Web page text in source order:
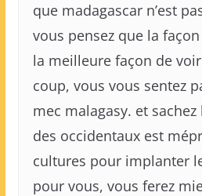
que madagascar n’est
vous pensez que la
la meilleure façon de
coup, vous vous sentez
mec malagasy. et
des occidentaux est
cultures pour implanter
pour vous, vous ferez